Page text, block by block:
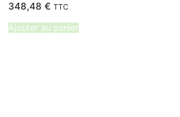
348,48 € TTC
Ajouter au panier